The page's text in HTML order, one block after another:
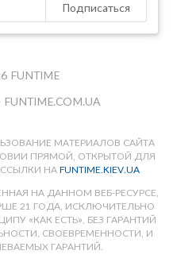
Подписаться
FUNTIME
FUNTIME.COM.UA
МАТЕРИАЛОВ САЙТА
ПРЯМОЙ, ОТКРЫТОЙ ДЛЯ
НАFUNTIME.KIEV.UA
НА ДАННОМ ВЕБ-РЕСУРСЕ,
21 ГОДА, ИСКЛЮЧИТЕЛЬНО
«КАК ЕСТЬ», БЕЗ ГАРАНТИЙ
СВОЕВРЕМЕННОСТИ, И
ГАРАНТИЙ.